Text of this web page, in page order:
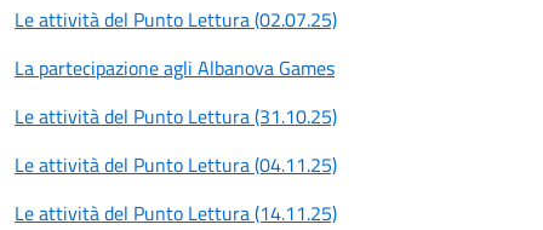
Le attività del Punto Lettura (02.07.25)
La partecipazione agli Albanova Games
Le attività del Punto Lettura (31.10.25)
Le attività del Punto Lettura (04.11.25)
Le attività del Punto Lettura (14.11.25)